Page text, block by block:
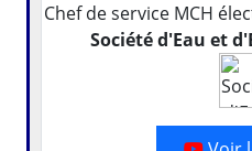
Chef de service MCH
Société d'Eau et